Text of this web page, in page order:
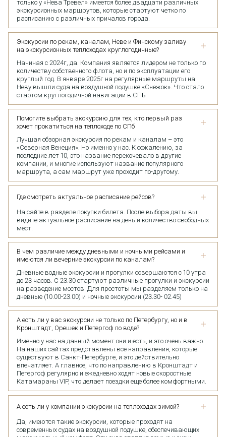
только у «Нева Тревел» имеется более двадцати различных
экскурсионных маршрутов, которые стартуют четко по
расписанию с различных причалов города.
Экскурсии по рекам, каналам, Неве и Финскому заливу
на экскурсионных теплоходах круглогодичные?
Начиная с 2024г, да. Компания является лидером не только по
количеству собственного флота, но и по эксплуатации его
круглый год. В январе 2025г на регулярные маршруты на
Неву вышли суда на воздушной подушке «Снежок». Что стало
стартом круглогодичной навигации в СПБ
Помогите выбрать экскурсию для тех, кто первый раз
хочет прокатиться на теплоходе по СПб
Лучшая обзорная экскурсия по рекам и каналам – это
«Северная Венеция». Но именно у нас. К сожалению, за
последние лет 10, это название перекочевало в другие
компании, и многие используют название популярного
маршрута, а сам маршрут уже проходит по-другому.
Где смотреть актуальное расписание рейсов?
На сайте в разделе покупки билета. После выбора даты вы
видите актуальное расписание на день и количество свободных
мест.
В чем различие между дневными и ночными рейсами и
имеются ли вечерние экскурсии по каналам?
Дневные водные экскурсии и прогулки совершаются с 10 утра
до 23 часов. С 23.30 стартуют различные прогулки и экскурсии
на разведение мостов. Для простоты мы разделяем только на
дневные (10.00-23.00) и ночные экскурсии (23.30- 02.45)
А есть ли у вас экскурсии не только по Петербургу, но и в
Кронштадт, Орешек и Петергоф по воде?
Именно у нас на данный момент они и есть, и это очень важно.
На наших сайтах представлены все направления, которые
существуют в Санкт-Петербурге, и это действительно
впечатляет. А главное, что по направлению в Кронштадт и
Петергоф регулярно и ежедневно ходят новые скоростные
Катамараны VIP, что делает поездки еще более комфортными.
А есть ли у компании экскурсии на теплоходах зимой?
Да, имеются такие экскурсии, которые проходят на
современных судах на воздушной подушке, обеспечивающих